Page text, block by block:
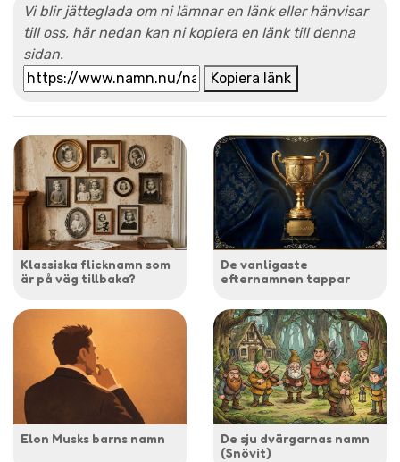
Vi blir jätteglada om ni lämnar en länk eller hänvisar
till oss, här nedan kan ni kopiera en länk till denna
sidan.
Kopiera länk
Klassiska flicknamn som
är på väg tillbaka?
De vanligaste
efternamnen tappar
Elon Musks barns namn
De sju dvärgarnas namn
(Snövit)